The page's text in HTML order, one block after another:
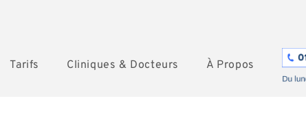
Tarifs Cliniques & Docteurs À Propos